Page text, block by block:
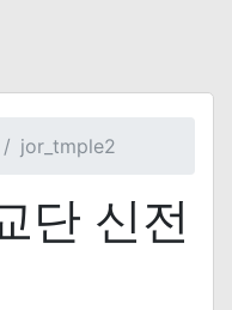
jor_tmple2
단 신전